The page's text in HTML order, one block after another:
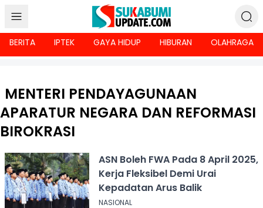
BERITA IPTEK GAYA HIDUP HIBURAN OLAHRAGA
MENTERI PENDAYAGUNAAN
APARATUR NEGARA DAN REFORMASI
BIROKRASI
ASN Boleh FWA Pada 8 April 2025,
Kerja Fleksibel Demi Urai
Kepadatan Arus Balik
NASIONAL